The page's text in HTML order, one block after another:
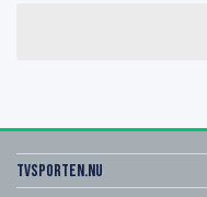
Tvsporten.nu